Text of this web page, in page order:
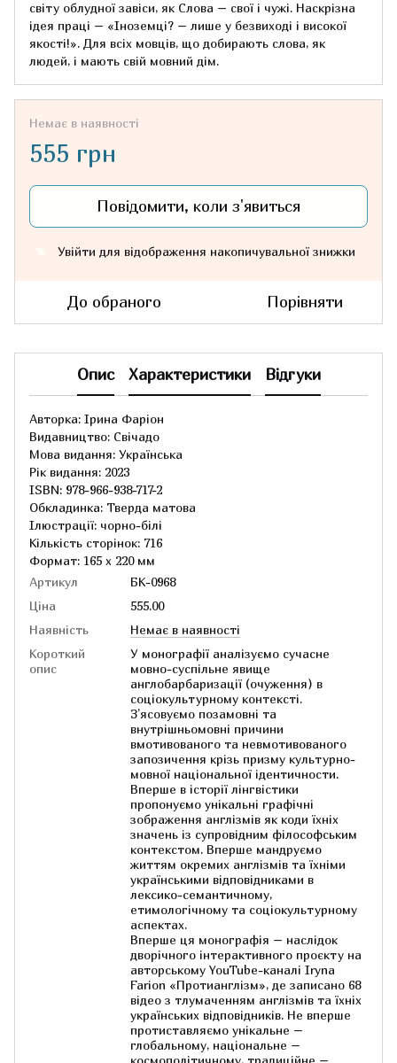
світу облудної завіси, як Слова – свої і чужі. Наскрізна
ідея праці – «Іноземці? – лише у безвиході і високої
якості!». Для всіх мовців, що добирають слова, як
людей, і мають свій мовний дім.
Немає в наявності
555 грн
Повідомити, коли з'явиться
Увійти для відображення накопичувальної знижки
До обраного Порівняти
Опис Характеристики Відгуки
Авторка: Ірина Фаріон
Видавництво: Свічадо
Мова видання: Українська
Рік видання: 2023
ISBN: 978-966-938-717-2
Обкладинка: Тверда матова
Ілюстрації: чорно-білі
Кількість сторінок: 716
Формат: 165 х 220 мм
Артикул
БК-0968
Ціна
555.00
Наявність
Немає в наявності
Короткий
опис
У монографії аналізуємо сучасне
мовно-суспільне явище
англобарбаризації (очуження) в
соціокультурному контексті.
З’ясовуємо позамовні та
внутрішньомовні причини
вмотивованого та невмотивованого
запозичення крізь призму культурно-
мовної національної ідентичности.
Вперше в історії лінгвістики
пропонуємо унікальні графічні
зображення англізмів як коди їхніх
значень із супровідним філософським
контекстом. Вперше мандруємо
життям окремих англізмів та їхніми
українськими відповідниками в
лексико-семантичному,
етимологічному та соціокультурному
аспектах.
Вперше ця монографія – наслідок
дворічного інтерактивного проєкту на
авторському YouTube-каналі Iryna
Farion «Протианглізм», де записано 68
відео з тлумаченням англізмів та їхніх
українських відповідників. Не вперше
протиставляємо унікальне –
глобальному, національне –
космополітичному, традиційне –